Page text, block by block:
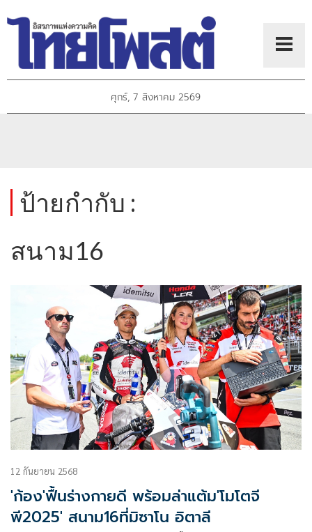
ศุกร์, 7 สิงหาคม 2569
ป้ายกำกับ :
สนาม16
12 กันยายน 2568
'ก้อง'ฟื้นร่างกายดี พร้อมล่าแต้ม'โมโตจี
พี2025' สนาม16ที่มิซาโน อิตาลี